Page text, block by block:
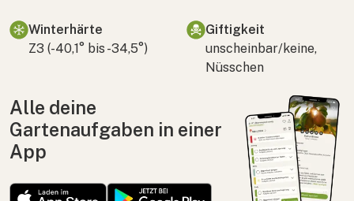
Winterhärte
Z3 (-40,1° bis -34,5°)
Giftigkeit
unscheinbar/keine,
Nüsschen
Alle deine
Gartenaufgaben in einer
App